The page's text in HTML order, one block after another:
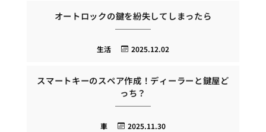
オートロックの鍵を紛失してしまったら
2025.12.02
生活
スマートキーのスペア作成！ディーラーと鍵屋ど
っち？
2025.11.30
車